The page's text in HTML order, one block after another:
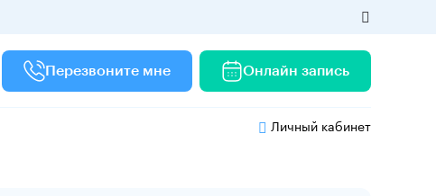
Перезвоните мне Онлайн запись
Личный кабинет